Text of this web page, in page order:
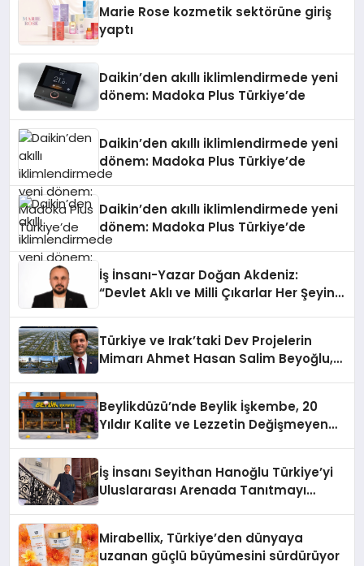
Marie Rose kozmetik sektörüne giriş
yaptı
Daikin’den akıllı iklimlendirmede yeni
dönem: Madoka Plus Türkiye’de
Daikin’den akıllı iklimlendirmede yeni
dönem: Madoka Plus Türkiye’de
Daikin’den akıllı iklimlendirmede yeni
dönem: Madoka Plus Türkiye’de
İş İnsanı-Yazar Doğan Akdeniz:
“Devlet Aklı ve Milli Çıkarlar Her Şeyin
Türkiye ve Irak’taki Dev Projelerin
Mimarı Ahmet Hasan Salim Beyoğlu,
Hayata Geçirecek
Beylikdüzü’nde Beylik İşkembe, 20
Yıldır Kalite ve Lezzetin Değişmeyen
İş İnsanı Seyithan Hanoğlu Türkiye’yi
Uluslararası Arenada Tanıtmayı
Mirabellix, Türkiye’den dünyaya
uzanan güçlü büyümesini sürdürüyor